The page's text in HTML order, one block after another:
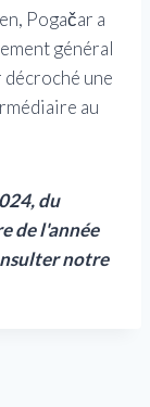
Pogačar a
général
décroché une
au
du
de l'année
notre